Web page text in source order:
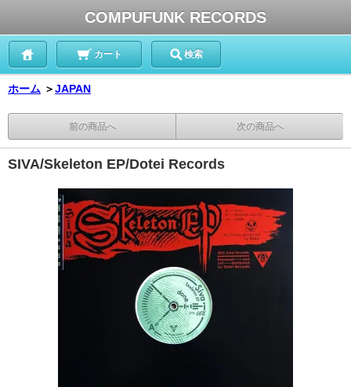
COMPUFUNK RECORDS
カート 検索
ホーム ＞JAPAN
前の商品へ 次の商品へ
SIVA/Skeleton EP/Dotei Records